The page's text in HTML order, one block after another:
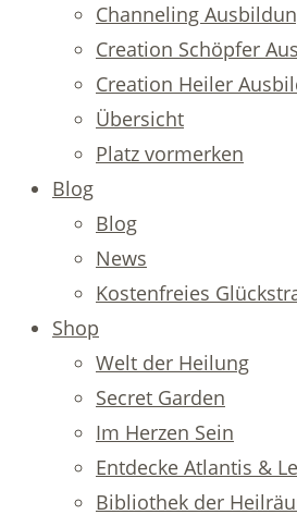
Channeling
Creation Schöpfer
Creation Heiler
Übersicht
Platz vormerken
Blog
Blog
News
Kostenfreies
Shop
Welt der Heilung
Secret Garden
Im Herzen Sein
Entdecke Atlantis &
Bibliothek der